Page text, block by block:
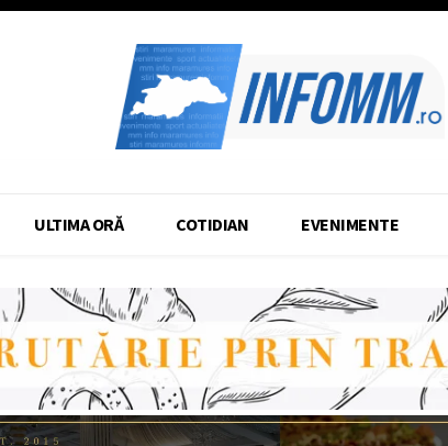
ULTIMA ORĂ COTIDIAN EVENIMENTE